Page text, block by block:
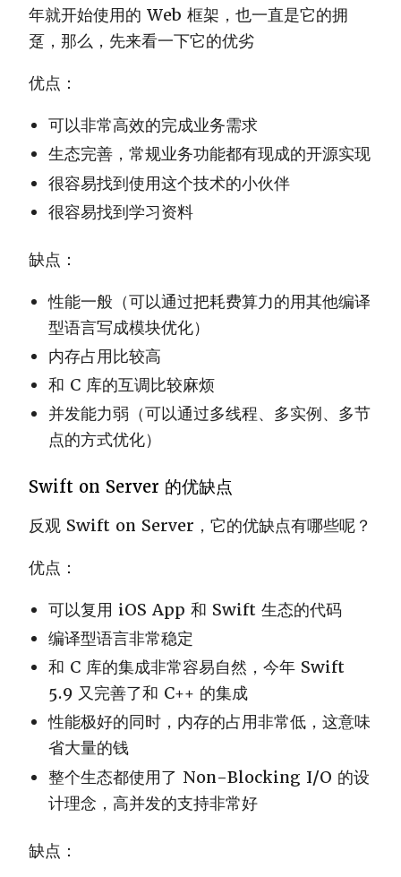
年就开始使用的 Web 框架，也一直是它的拥
趸，那么，先来看一下它的优劣
优点：
可以非常高效的完成业务需求
生态完善，常规业务功能都有现成的开源实现
很容易找到使用这个技术的小伙伴
很容易找到学习资料
缺点：
性能一般（可以通过把耗费算力的用其他编译
型语言写成模块优化）
内存占用比较高
和 C 库的互调比较麻烦
并发能力弱（可以通过多线程、多实例、多节
点的方式优化）
Swift on Server 的优缺点
反观 Swift on Server，它的优缺点有哪些呢？
优点：
可以复用 iOS App 和 Swift 生态的代码
编译型语言非常稳定
和 C 库的集成非常容易自然，今年 Swift
5.9 又完善了和 C++ 的集成
性能极好的同时，内存的占用非常低，这意味
省大量的钱
整个生态都使用了 Non-Blocking I/O 的设
计理念，高并发的支持非常好
缺点：